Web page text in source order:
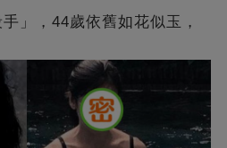
」，44歲依舊如花似玉，